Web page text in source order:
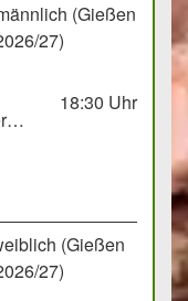
(Gießen
27)
HSG Großen-Buseck/Beuern 1
18:30 Uhr
(Gießen
27)